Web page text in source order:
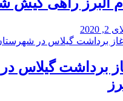
2020
برداشت گیلاس